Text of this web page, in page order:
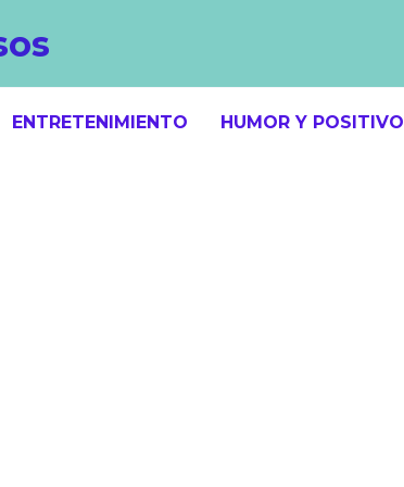
ENTRETENIMIENTO HUMOR Y POSITIVO